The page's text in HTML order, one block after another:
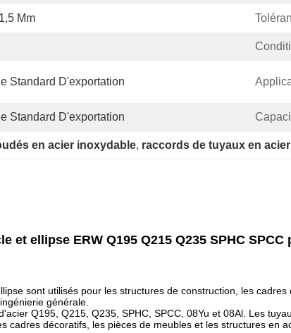
Mm
Standard D'exportation
Standard D'exportation
en acier inoxydable, raccords de tuyaux en
et ellipse ERW Q195 Q215 Q235 SPHC
sont utilisés pour les structures de construction, les
générale.
Q195, Q215, Q235, SPHC, SPCC, 08Yu et 08Al. Les
cadres décoratifs, les pièces de meubles et les structures en